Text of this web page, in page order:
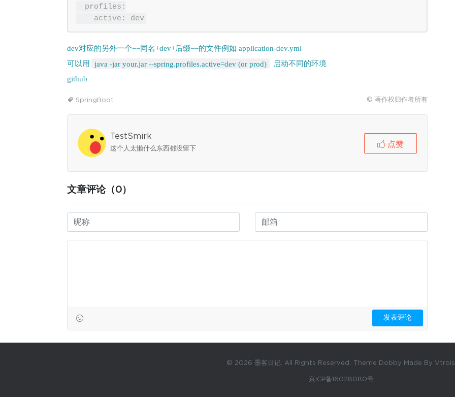
    active: dev
dev对应的另外一个==同名+dev+后缀==的文件例如 application-dev.yml
可以用
java -jar your.jar --spring.profiles.active=dev (or prod)
github
SpringBoot © 著作权归作者所有
TestSmirk
这个人太懒什么东西都没留下
点赞
文章评论（0）
© 2026 墨客日记. All Rights Reserved. Theme Dobby Made By
京ICP备16028080号